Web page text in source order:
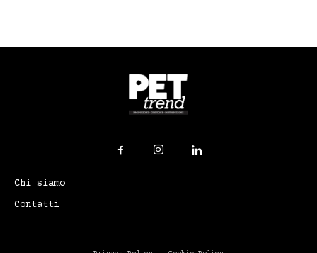
Chi siamo
Contatti